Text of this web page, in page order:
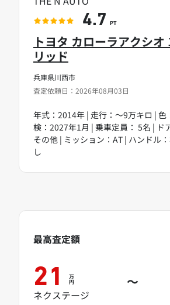
兵庫県川西市
査定依頼日：2026年08月03日
トヨタ カローラアクシ
リッド
年式：2014年 | 走行：～9万キロ | 色
検：2027年1月 | 乗車定員： 5名 | ド
その他 | ミッション：AT | ハンドル
し
4.7 PT
最高査定額
21 万
円 ～
ネクステージ